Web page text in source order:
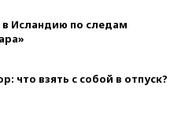
Исландию по следам
что взять с собой в отпуск?